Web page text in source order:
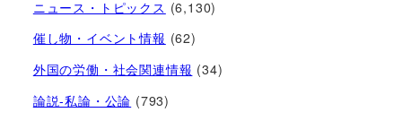
ニュース・トピックス (6,130)
催し物・イベント情報 (62)
外国の労働・社会関連情報 (34)
論説-私論・公論 (793)